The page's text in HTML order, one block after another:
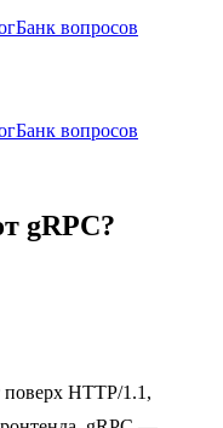
Банк вопросов
Банк вопросов
gRPC?
HTTP/1.1,